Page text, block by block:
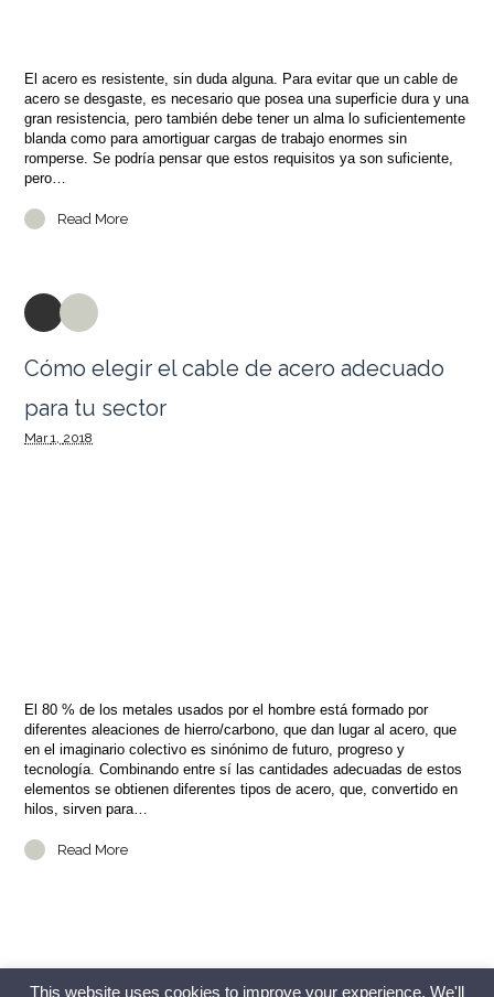
El acero es resistente, sin duda alguna. Para evitar que un cable de
acero se desgaste, es necesario que posea una superficie dura y una
gran resistencia, pero también debe tener un alma lo suficientemente
blanda como para amortiguar cargas de trabajo enormes sin
romperse. Se podría pensar que estos requisitos ya son suficiente,
pero…
Read More
Cómo elegir el cable de acero adecuado
para tu sector
Mar1, 2018
El 80 % de los metales usados por el hombre está formado por
diferentes aleaciones de hierro/carbono, que dan lugar al acero, que
en el imaginario colectivo es sinónimo de futuro, progreso y
tecnología. Combinando entre sí las cantidades adecuadas de estos
elementos se obtienen diferentes tipos de acero, que, convertido en
hilos, sirven para…
Read More
This website uses cookies to improve your experience. We'll